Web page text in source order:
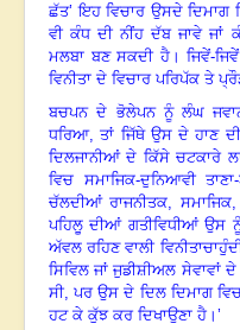
ਛੱਤ’ ਇਹ ਵਿਚਾਰ ਉਸਦੇ
ਵੀ ਕੰਧ ਦੀ ਨੀਂਹ ਦੱਬ ਜਾਵੇ ਜਾਂ
ਮਲਬਾ ਬਣ ਸਕਦੀ ਹੈ।ਜਿਵੇਂ-
ਵਿਨੀਤਾ ਦੇ ਵਿਚਾਰ ਪਰਿਪੱਕ ਤੇ
ਬਚਪਨ ਦੇ ਭੋਲੇਪਨ ਨੂੰ ਲੰਘ
ਧਰਿਆ,ਤਾਂ ਜਿੱਥੇ ਉਸ ਦੇ ਹਾਣ
ਦਿਲਜਾਨੀਆਂ ਦੇ ਕਿੱਸੇ ਚਟਕਾਰੇ
ਵਿਚ ਸਮਾਜਿਕ-ਦੁਨਿਆਵੀ
ਚੱਲਦੀਆਂ ਰਾਜਨੀਤਕ, ਸਮਾਜਿਕ,
ਪਹਿਲੂ ਦੀਆਂ ਗਤੀਵਿਧੀਆਂ ਉਸ
ਅੱਵਲ ਰਹਿਣ ਵਾਲੀ ਵਿਨੀਤਾ
ਸਿਵਿਲ ਜਾਂ ਜੁਡੀਸ਼ੀਅਲ ਸੇਵਾਵਾਂ
ਸੀ,ਪਰ ਉਸ ਦੇ ਦਿਲ ਦਿਮਾਗ
ਹਟ ਕੇ ਕੁੱਝ ਕਰ ਦਿਖਾਉਣਾ ਹੈ।’